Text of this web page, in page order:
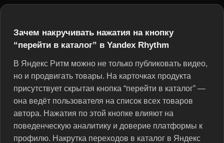
Зачем накручивать нажатия на кнопку
“перейти в каталог” в Yandex Rhythm
В Яндекс Ритм можно не только публиковать видео,
но и продвигать товары. На карточках продукта
присутствует скрытая кнопка “перейти в каталог” —
она ведёт пользователя на список всех товаров
автора. Нажатия по этой кнопке влияют на
поведенческую аналитику и доверие платформы к
профилю. Накрутка переходов в каталог в Яндекс